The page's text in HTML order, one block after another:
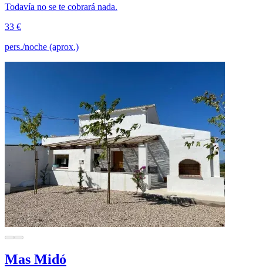
Todavía no se te cobrará nada.
33 €
pers./noche (aprox.)
Mas Midó